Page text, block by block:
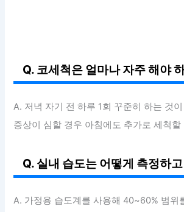
Q. 코세척은 얼마나 자주 해야
A. 저녁 자기 전 하루 1회 꾸준히 하는 것
증상이 심할 경우 아침에도 추가로 세척할
Q. 실내 습도는 어떻게 측정하
A. 가정용 습도계를 사용해 40~60% 범위